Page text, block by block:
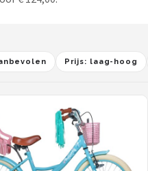
Prijs: laag-hoog